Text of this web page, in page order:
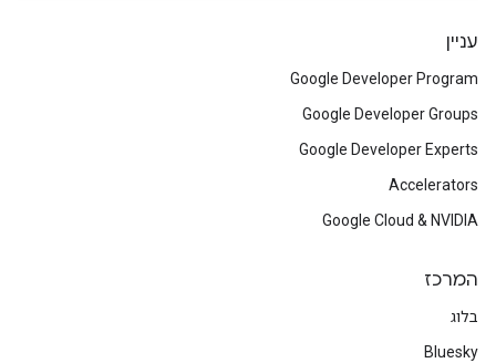
עניין
Google Developer Program
Google Developer Groups
Google Developer Experts
Accelerators
Google Cloud & NVIDIA
המרכז
בלוג
Bluesky